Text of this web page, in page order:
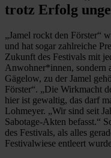
trotz Erfolg
„Jamel rockt den Förster“
und hat sogar zahlreiche
Zukunft des Festivals mit
Anwohner*innen, sondern
Gägelow, zu der Jamel
Förster“. „Die Wirkmacht
hier ist gewaltig, das darf
Lohmeyer. „Wir sind seit
Sabotage-Akten befasst.“
des Festivals, als alles
Festivalwiese entleert